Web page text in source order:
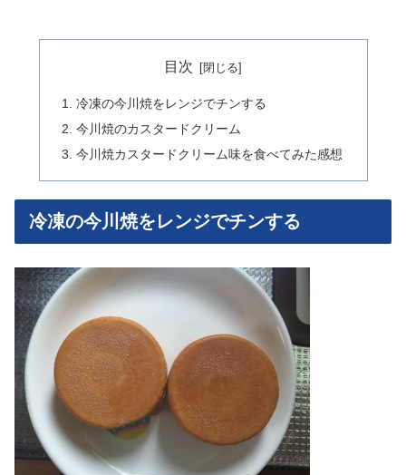
目次
冷凍の今川焼をレンジでチンする
今川焼のカスタードクリーム
今川焼カスタードクリーム味を食べてみた感想
冷凍の今川焼をレンジでチンする